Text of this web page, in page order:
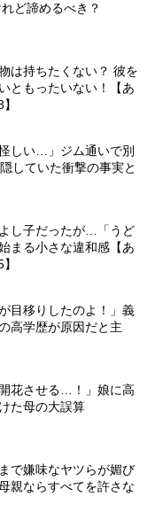
ど諦めるべき？
は持ちたくない？ 彼を
ともったいない！【あ
しい…」ジム通いで別
していた衝撃の事実と
し子だったが…「うど
まる小さな違和感【あ
目移りしたのよ！」義
高学歴が原因だと主
花させる…！」娘に高
た母の大誤算
で嫌味なヤツらが媚び
親ならすべてを許さな